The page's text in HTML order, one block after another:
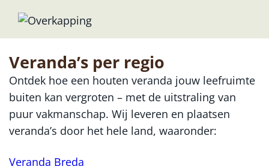
Veranda’s per regio
Ontdek hoe een houten veranda jouw leefruimte
buiten kan vergroten – met de uitstraling van
puur vakmanschap. Wij leveren en plaatsen
veranda’s door het hele land, waaronder:
Veranda Breda